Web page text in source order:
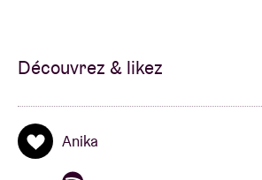
Découvrez & likez
Anika